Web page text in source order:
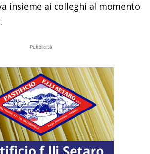
insieme ai colleghi al momento
Pubblicità